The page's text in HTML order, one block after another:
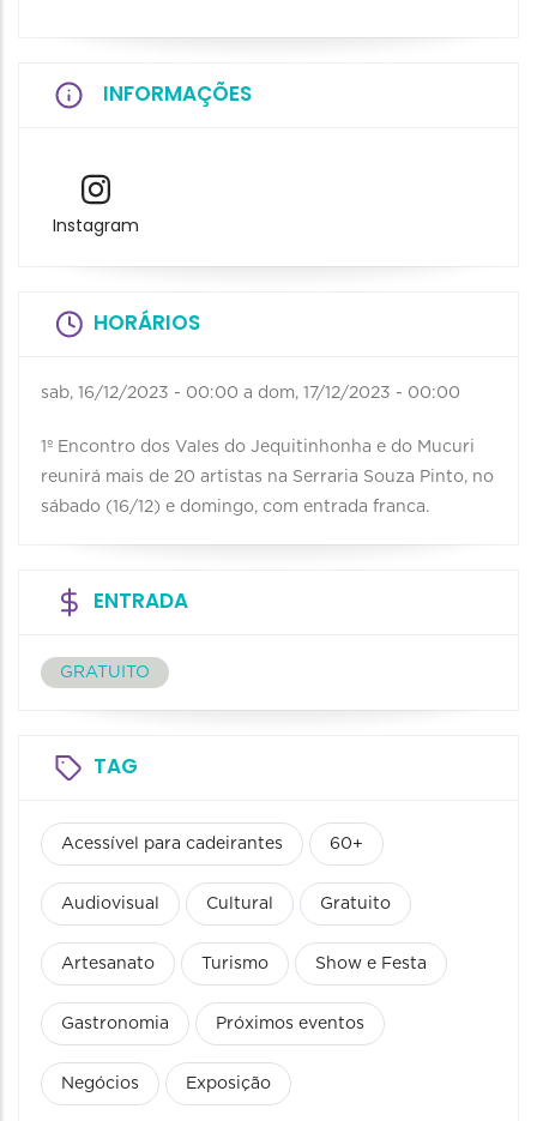
INFORMAÇÕES
Instagram
HORÁRIOS
sab, 16/12/2023 - 00:00 a dom, 17/12/2023 - 00:00
1º Encontro dos Vales do Jequitinhonha e do Mucuri
reunirá mais de 20 artistas na Serraria Souza Pinto, no
sábado (16/12) e domingo, com entrada franca.
ENTRADA
GRATUITO
TAG
Acessível para cadeirantes 60+
Audiovisual Cultural Gratuito
Artesanato Turismo Show e Festa
Gastronomia Próximos eventos
Negócios Exposição